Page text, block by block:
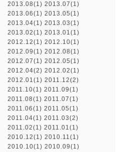
2013.08(1) 2013.07(1)
2013.06(1) 2013.05(1)
2013.04(1) 2013.03(1)
2013.02(1) 2013.01(1)
2012.12(1) 2012.10(1)
2012.09(1) 2012.08(1)
2012.07(1) 2012.05(1)
2012.04(2) 2012.02(1)
2012.01(1) 2011.12(2)
2011.10(1) 2011.09(1)
2011.08(1) 2011.07(1)
2011.06(1) 2011.05(1)
2011.04(1) 2011.03(2)
2011.02(1) 2011.01(1)
2010.12(1) 2010.11(1)
2010.10(1) 2010.09(1)